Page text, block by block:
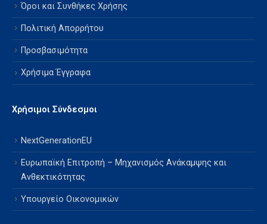
Όροι και Συνθήκες Χρήσης
Πολιτική Απορρήτου
Προσβασιμότητα
Χρήσιμα Έγγραφα
Χρήσιμοι Σύνδεσμοι
NextGenerationEU
Ευρωπαϊκή Επιτροπή – Μηχανισμός Ανάκαμψης και
Ανθεκτικότητας
Υπουργείο Οικονομικών